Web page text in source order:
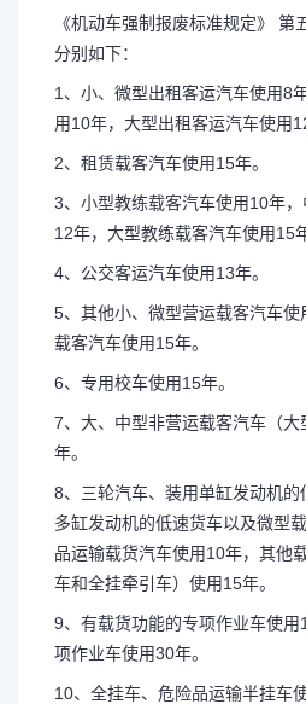
《机动车强制报废标准规定》 第
分别如下：
1、小、微型出租客运汽车使用8
用10年，大型出租客运汽车使用
2、租赁载客汽车使用15年。
3、小型教练载客汽车使用10年
12年，大型教练载客汽车使用15
4、公交客运汽车使用13年。
5、其他小、微型营运载客汽车
载客汽车使用15年。
6、专用校车使用15年。
7、大、中型非营运载客汽车（
年。
8、三轮汽车、装用单缸发动机的
多缸发动机的低速货车以及微型
品运输载货汽车使用10年，其他
车和全挂牵引车）使用15年。
9、有载货功能的专项作业车使
项作业车使用30年。
10、全挂车、危险品运输半挂车